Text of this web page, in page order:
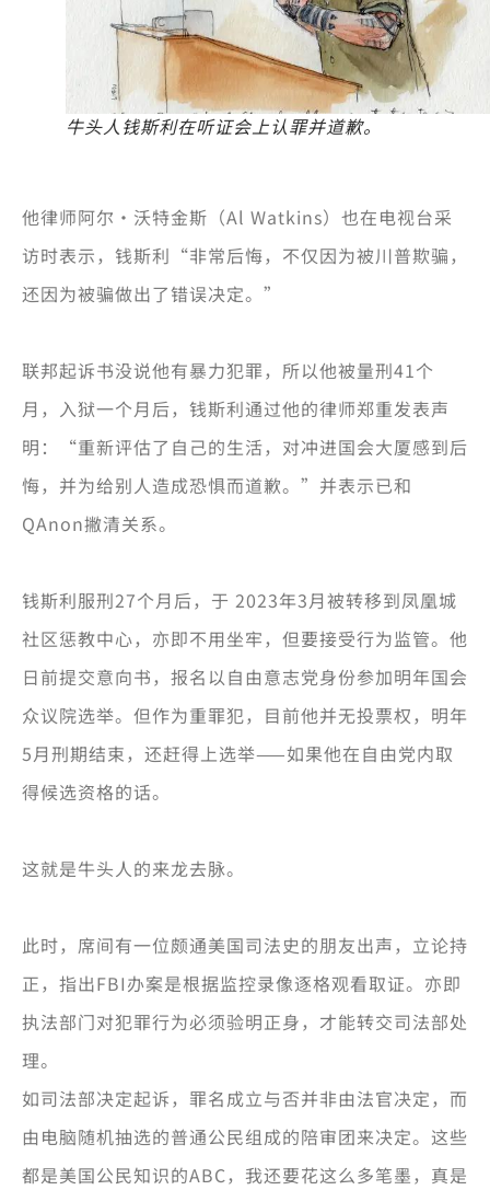
牛头人钱斯利在听证会上认罪并道歉。
他律师阿尔·沃特金斯（Al Watkins）也在电视台采
访时表示，钱斯利“非常后悔，不仅因为被川普欺骗，
还因为被骗做出了错误决定。”
联邦起诉书没说他有暴力犯罪，所以他被量刑41个
月，入狱一个月后，钱斯利通过他的律师郑重发表声
明：“重新评估了自己的生活，对冲进国会大厦感到后
悔，并为给别人造成恐惧而道歉。”并表示已和
QAnon撇清关系。
钱斯利服刑27个月后，于 2023年3月被转移到凤凰城
社区惩教中心，亦即不用坐牢，但要接受行为监管。他
日前提交意向书，报名以自由意志党身份参加明年国会
众议院选举。但作为重罪犯，目前他并无投票权，明年
5月刑期结束，还赶得上选举——如果他在自由党内取
得候选资格的话。
这就是牛头人的来龙去脉。
此时，席间有一位颇通美国司法史的朋友出声，立论持
正，指出FBI办案是根据监控录像逐格观看取证。亦即
执法部门对犯罪行为必须验明正身，才能转交司法部处
理。
如司法部决定起诉，罪名成立与否并非由法官决定，而
由电脑随机抽选的普通公民组成的陪审团来决定。这些
都是美国公民知识的ABC，我还要花这么多笔墨，真是